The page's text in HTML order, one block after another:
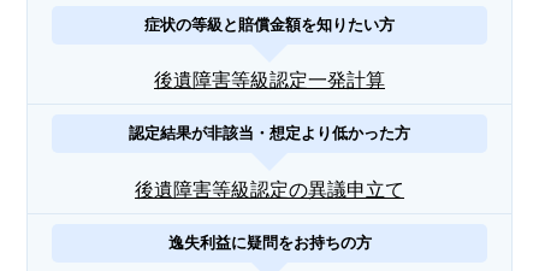
症状の等級と賠償金額を知りたい方
後遺障害等級認定一発計算
認定結果が非該当・想定より低かった方
後遺障害等級認定の異議申立て
逸失利益に疑問をお持ちの方